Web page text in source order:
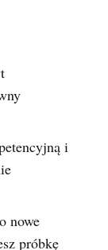
i
nowe
próbkę